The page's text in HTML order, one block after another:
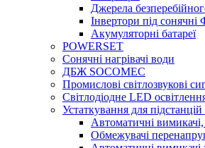
Джерела
Інвертори під
Акумуляторні батареї
POWERSET
Сонячні нагрівачі води
ДБЖ SOCOMEC
Промислові світлозвукові
Світлодіодне LED
Устаткування для
Автоматичні
Обмежувачі